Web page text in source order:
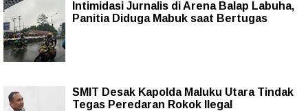
Intimidasi Jurnalis di Arena Balap Labuha,
Panitia Diduga Mabuk saat Bertugas
SMIT Desak Kapolda Maluku Utara Tindak
Tegas Peredaran Rokok Ilegal